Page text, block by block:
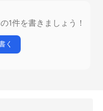
1件を書きましょう！
く